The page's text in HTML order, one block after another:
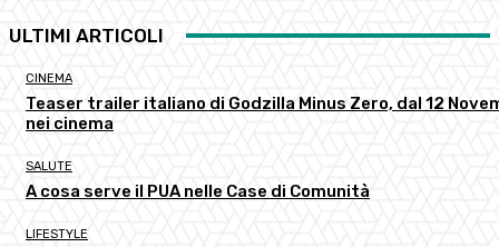
ULTIMI ARTICOLI
CINEMA
Teaser trailer italiano di Godzilla Minus Zero, dal 12
nei cinema
SALUTE
A cosa serve il PUA nelle Case di Comunità
LIFESTYLE